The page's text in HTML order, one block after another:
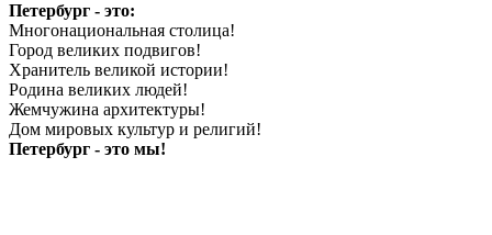
Петербург - это:
Многонациональная столица!
Город великих подвигов!
Хранитель великой истории!
Родина великих людей!
Жемчужина архитектуры!
Дом мировых культур и религий!
Петербург - это мы!